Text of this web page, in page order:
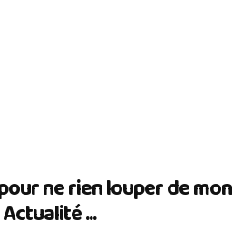
ne rien louper de mon
Actualité ...